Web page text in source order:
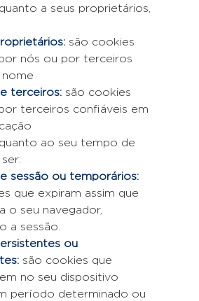
a seus proprietários,
são cookies
nós ou por terceiros
terceiros: são cookies
terceiros confiáveis em
ao seu tempo de
sessão ou temporários:
que expiram assim que
o seu navegador,
a sessão.
ou
são cookies que
no seu dispositivo
período determinado ou